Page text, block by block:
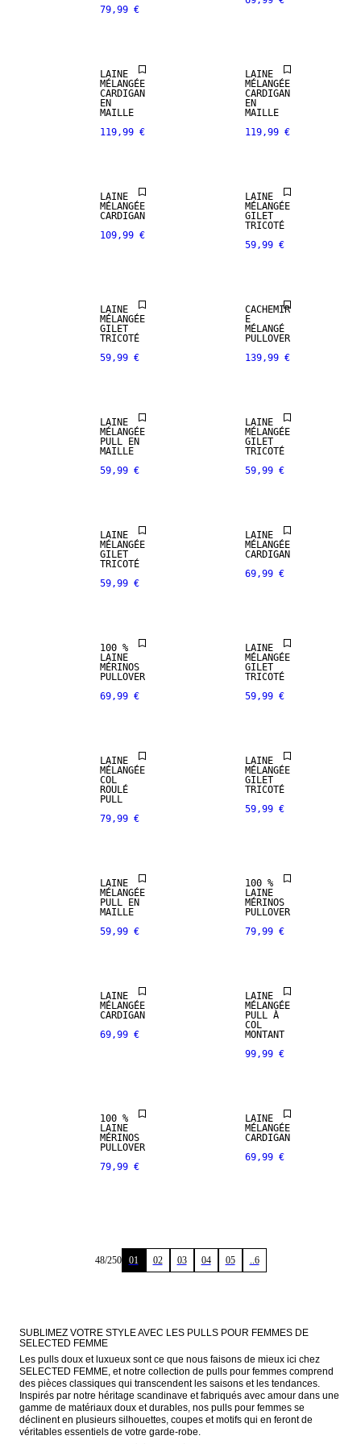
79,99 €
LAINE
MÉLANGÉE
CARDIGAN
EN
MAILLE
119,99 €
LAINE
MÉLANGÉE
CARDIGAN
EN
MAILLE
119,99 €
LAINE
MÉLANGÉE
CARDIGAN
109,99 €
LAINE
MÉLANGÉE
GILET
TRICOTÉ
59,99 €
LAINE
MÉLANGÉE
GILET
TRICOTÉ
59,99 €
PREMIUM
SELECTION
MÉLANGE DE
CACHEMIR
E
MÉLANGÉ
PULLOVER
139,99 €
LAINE
MÉLANGÉE
PULL EN
MAILLE
59,99 €
LAINE
MÉLANGÉE
GILET
TRICOTÉ
59,99 €
LAINE
MÉLANGÉE
GILET
TRICOTÉ
59,99 €
LAINE
MÉLANGÉE
CARDIGAN
69,99 €
PREMIUM
SELECTION
100 % LAINE
100 %
LAINE
MÉRINOS
PULLOVER
69,99 €
LAINE
MÉLANGÉE
GILET
TRICOTÉ
59,99 €
MÉLANGE DE
LAINE
MÉLANGÉE
COL
ROULÉ
PULL
79,99 €
LAINE
MÉLANGÉE
GILET
TRICOTÉ
59,99 €
LAINE
MÉLANGÉE
PULL EN
MAILLE
59,99 €
PREMIUM
SELECTION
100 %
LAINE
MÉRINOS
PULLOVER
79,99 €
LAINE
MÉLANGÉE
CARDIGAN
69,99 €
LAINE
MÉLANGÉE
PULL À
COL
MONTANT
99,99 €
PREMIUM
100 %
LAINE
MÉRINOS
PULLOVER
79,99 €
LAINE
MÉLANGÉE
CARDIGAN
69,99 €
48/250 01 02 03 04 05 ..6
SUBLIMEZ VOTRE STYLE AVEC LES PULLS POUR FEMMES DE
SELECTED FEMME
Les pulls doux et luxueux sont ce que nous faisons de mieux ici chez
SELECTED FEMME, et notre collection de pulls pour femmes comprend
des pièces classiques qui transcendent les saisons et les tendances.
Inspirés par notre héritage scandinave et fabriqués avec amour dans une
gamme de matériaux doux et durables, nos pulls pour femmes se
déclinent en plusieurs silhouettes, coupes et motifs qui en feront de
véritables essentiels de votre garde-robe.